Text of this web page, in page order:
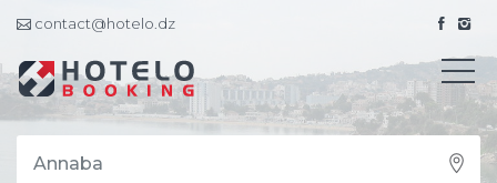
contact@hotelo.dz